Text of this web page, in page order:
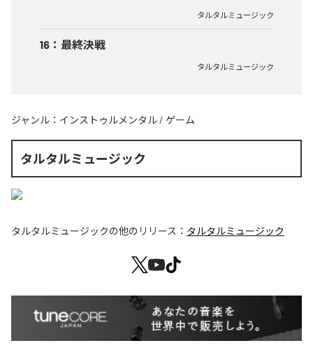
タルタルミュージック
16 ： 最終決戦
タルタルミュージック
ジャンル： インストゥルメンタル / ゲーム
タルタルミュージック
タルタルミュージックの他のリリース： タルタルミュージック